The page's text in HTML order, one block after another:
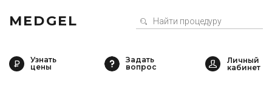
MEDGEL
Узнать
цены
Задать
вопрос